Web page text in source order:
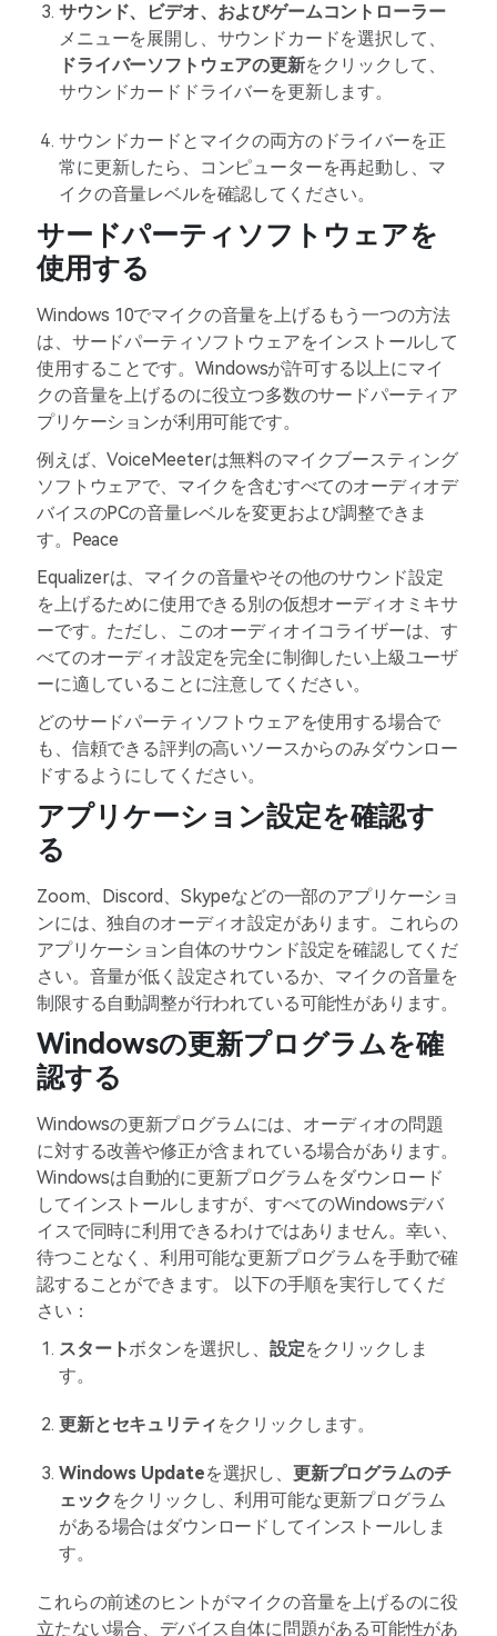
サウンド、ビデオ、およびゲームコントローラー
メニューを展開し、サウンドカードを選択して、
ドライバーソフトウェアの更新をクリックして、
サウンドカードドライバーを更新します。
サウンドカードとマイクの両方のドライバーを正
常に更新したら、コンピューターを再起動し、マ
イクの音量レベルを確認してください。
サードパーティソフトウェアを
使用する
Windows 10でマイクの音量を上げるもう一つの方法
は、サードパーティソフトウェアをインストールして
使用することです。Windowsが許可する以上にマイ
クの音量を上げるのに役立つ多数のサードパーティア
プリケーションが利用可能です。
例えば、VoiceMeeterは無料のマイクブースティング
ソフトウェアで、マイクを含むすべてのオーディオデ
バイスのPCの音量レベルを変更および調整できま
す。Peace
Equalizerは、マイクの音量やその他のサウンド設定
を上げるために使用できる別の仮想オーディオミキサ
ーです。ただし、このオーディオイコライザーは、す
べてのオーディオ設定を完全に制御したい上級ユーザ
ーに適していることに注意してください。
どのサードパーティソフトウェアを使用する場合で
も、信頼できる評判の高いソースからのみダウンロー
ドするようにしてください。
アプリケーション設定を確認す
る
Zoom、Discord、Skypeなどの一部のアプリケーショ
ンには、独自のオーディオ設定があります。これらの
アプリケーション自体のサウンド設定を確認してくだ
さい。音量が低く設定されているか、マイクの音量を
制限する自動調整が行われている可能性があります。
Windowsの更新プログラムを確
認する
Windowsの更新プログラムには、オーディオの問題
に対する改善や修正が含まれている場合があります。
Windowsは自動的に更新プログラムをダウンロード
してインストールしますが、すべてのWindowsデバ
イスで同時に利用できるわけではありません。幸い、
待つことなく、利用可能な更新プログラムを手動で確
認することができます。 以下の手順を実行してくだ
さい：
スタートボタンを選択し、設定をクリックしま
す。
更新とセキュリティ をクリックします。
Windows Updateを選択し、 更新プログラムのチ
ェック をクリックし、利用可能な更新プログラム
がある場合はダウンロードしてインストールしま
す。
これらの前述のヒントがマイクの音量を上げるのに役
立たない場合、デバイス自体に問題がある可能性があ